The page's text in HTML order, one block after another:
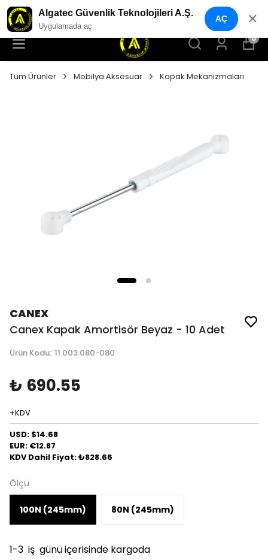
YENI NESIL GÜVENLIK GEÇIŞ SISTEMLERI
0
Tüm Ürünler Mobilya Aksesuar Kapak Mekanizmaları
CANEX
Canex Kapak Amortisör Beyaz - 10 Adet
Ürün Kodu: 11.003.080-080
₺ 690.55
+KDV
USD: $14.68
EUR: €12.87
KDV Dahil Fiyat: ₺828.66
Ölçü
100N (245mm) 80N (245mm)
1-3 iş günü içerisinde kargoda
Algatec Güvenlik Teknolojileri A.Ş.
Uygulamada aç
AÇ ✕